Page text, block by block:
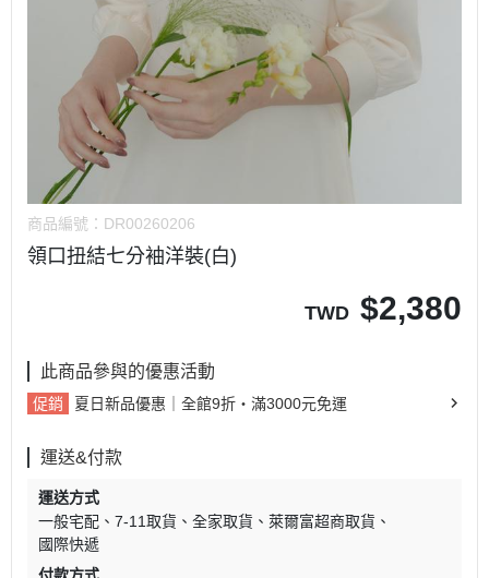
商品編號： DR00260206
領口扭結七分袖洋裝(白)
TWD $2,380
此商品參與的優惠活動
促銷 夏日新品優惠｜全館9折・滿3000元免運
運送&付款
運送方式
一般宅配
7-11取貨 全家取貨
萊爾富超商取貨
國際快遞